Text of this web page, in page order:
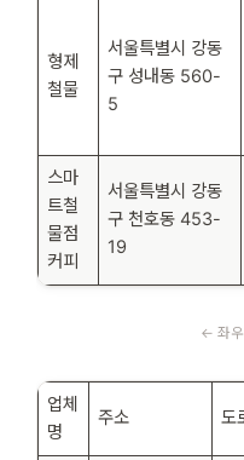
형제
철물
서울특별시 강동
구 성내동 560-
5
스마
트철
물점
커피
서울특별시 강동
구 천호동 453-
19
업체
명
주소 도